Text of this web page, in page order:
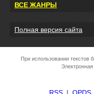
ВСЕ ЖАНРЫ
Полная версия сайта
При использовании текстов
RSS | OPDS